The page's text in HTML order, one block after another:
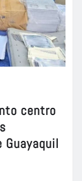
centro
Guayaquil